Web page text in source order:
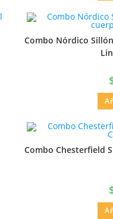
Combo Nórdico
Combo Chesterfield